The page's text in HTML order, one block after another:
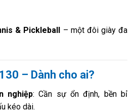
& Pickleball
– một đôi giày đa
– Dành cho ai?
nghiệp: Cần sự ổn định, bền bỉ
kéo dài.